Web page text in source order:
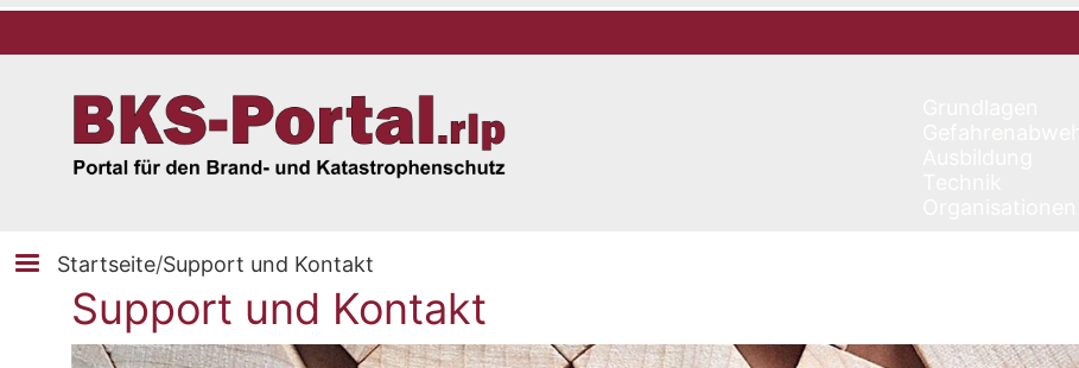
Startseite/Support und Kontakt
Support und Kontakt